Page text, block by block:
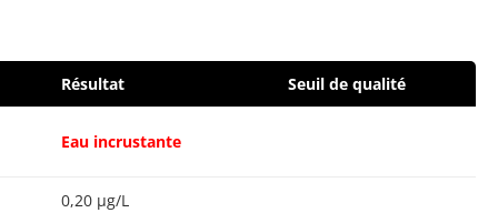
<0,005 µg/L
Résultat Seuil de qualité
Eau incrustante
0,20 µg/L